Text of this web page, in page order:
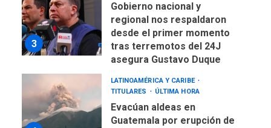
3
Gobierno nacional y
regional nos respaldaron
desde el primer momento
tras terremotos del 24J
asegura Gustavo Duque
LATINOAMÉRICA Y CARIBE
TITULARES
ÚLTIMA HORA
Evacúan aldeas en
Guatemala por erupción de